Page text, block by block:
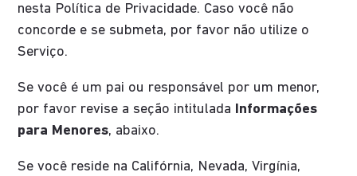
nesta Política de Privacidade. Caso você não
concorde e se submeta, por favor não utilize o
Serviço.
Se você é um pai ou responsável por um menor,
por favor revise a seção intitulada Informações
para Menores, abaixo.
Se você reside na Califórnia, Nevada, Virgínia,